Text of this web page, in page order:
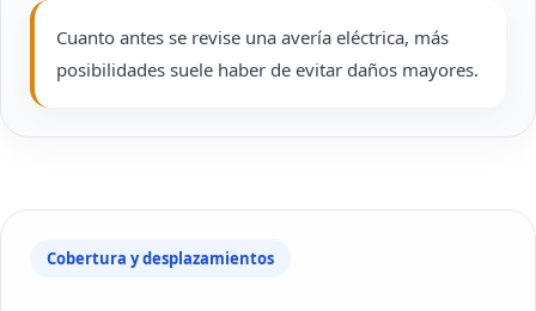
Cuanto antes se revise una avería eléctrica, más
posibilidades suele haber de evitar daños mayores.
Cobertura y desplazamientos